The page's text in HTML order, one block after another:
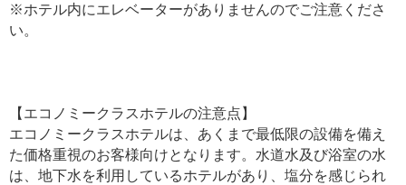
※ホテル内にエレベーターがありませんのでご注意くださ
い。
【エコノミークラスホテルの注意点】
エコノミークラスホテルは、あくまで最低限の設備を備え
た価格重視のお客様向けとなります。水道水及び浴室の水
は、地下水を利用しているホテルがあり、塩分を感じられ